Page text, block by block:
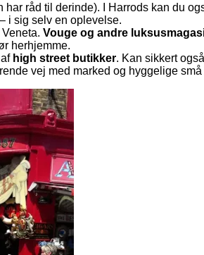
har råd til derinde). I Harrods kan du
i sig selv en oplevelse.
Vouge og andre
herhjemme.
high street butikker. Kan sikkert
vej med marked og hyggelige